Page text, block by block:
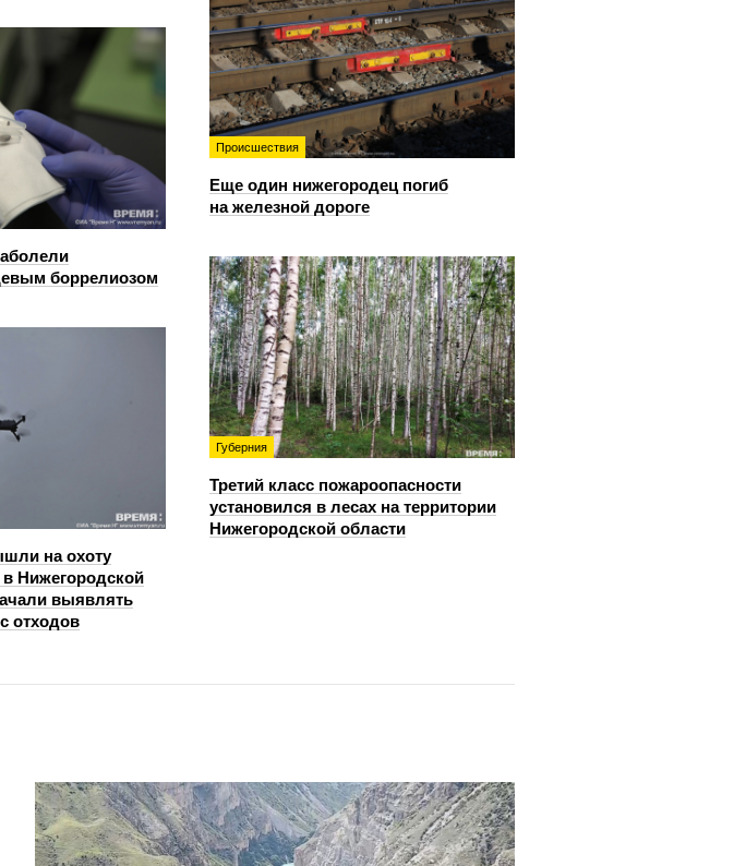
Происшествия
Еще один нижегородец погиб
на железной дороге
боррелиозом
Губерния
Третий класс пожароопасности
установился в лесах на территории
Нижегородской области
на охоту
Нижегородской
выявлять
отходов